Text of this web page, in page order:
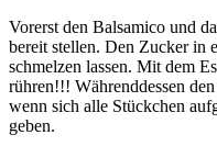
Vorerst den Balsamico und
bereit stellen. Den Zucker in
schmelzen lassen. Mit dem
rühren!!! Währenddessen
wenn sich alle Stückchen
geben.